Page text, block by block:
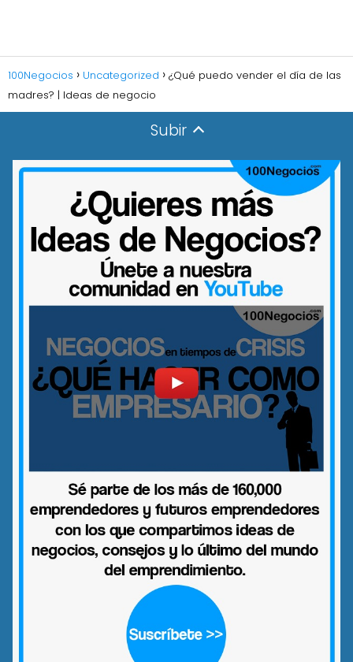
100Negocios Uncategorized
¿Qué puedo vender el día de las
madres? | Ideas de negocio
Subir